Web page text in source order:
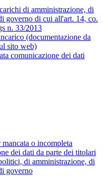
di amministrazione, di
governo di cui all'art. 14, co.
n. 33/2013
(documentazione da
sito web)
comunicazione dei dati
mancata o incompleta
dei dati da parte dei titolari
di amministrazione, di
governo